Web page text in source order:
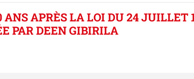
ANS APRÈS LA LOI DU 24 JUILLET
PAR DEEN GIBIRILA